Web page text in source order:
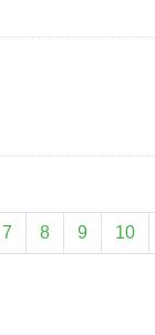
7 8 9 10